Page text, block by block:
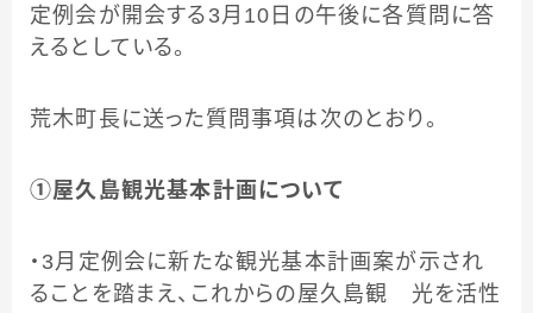
定例会が開会する3月10日の午後に各質問に答
えるとしている。
荒木町長に送った質問事項は次のとおり。
①屋久島観光基本計画について
・3月定例会に新たな観光基本計画案が示され
ることを踏まえ、これからの屋久島観 光を活性